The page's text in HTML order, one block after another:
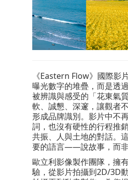
《Eastern Flow》國際影
曝光數字的堆疊，而是透
被辨識與感受的「花東氣
軟、誠懇、深邃，讓觀者
形成品牌識別。影片中不
詞，也沒有硬性的行程推
共振、人與土地的對話。
要的語言——說故事，而非
歐立利影像製作團隊，擁
驗，從影片拍攝到2D/3D